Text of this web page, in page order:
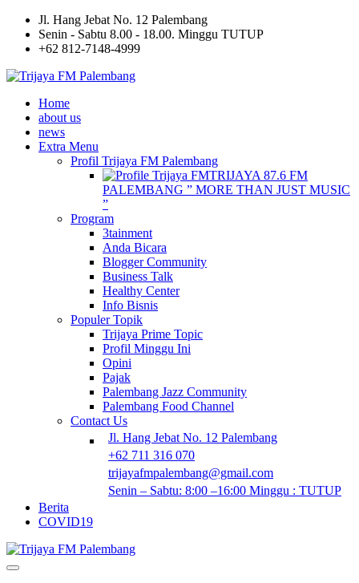
Jl. Hang Jebat No. 12 Palembang
Senin - Sabtu 8.00 - 18.00. Minggu TUTUP
+62 812-7148-4999
Home
about us
news
Extra Menu
Profil Trijaya FM Palembang
TRIJAYA 87.6 FM
PALEMBANG ” MORE THAN JUST MUSIC
”
Program
3tainment
Anda Bicara
Blogger Community
Business Talk
Healthy Center
Info Bisnis
Populer Topik
Trijaya Prime Topic
Profil Minggu Ini
Opini
Pajak
Palembang Jazz Community
Palembang Food Channel
Contact Us
Jl. Hang Jebat No. 12 Palembang
+62 711 316 070
trijayafmpalembang@gmail.com
Senin – Sabtu: 8:00 –16:00 Minggu : TUTUP
Berita
COVID19